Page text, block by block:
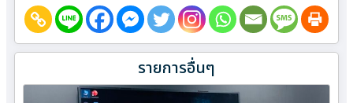
รายการอื่นๆ